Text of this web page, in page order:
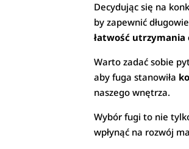
Decydując się na
by zapewnić
łatwość utrzymania
Warto zadać sobie
aby fuga stanowiła
naszego wnętrza.
Wybór fugi to nie
wpłynąć na rozwój